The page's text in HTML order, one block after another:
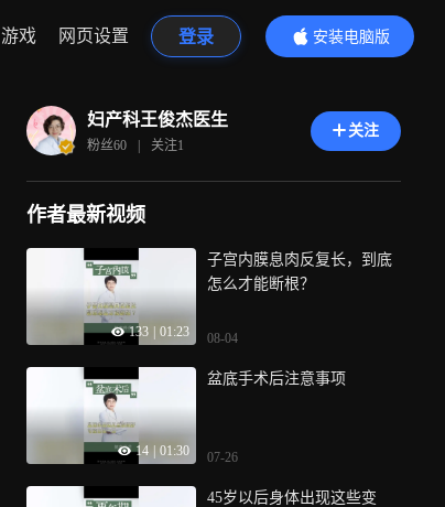
游戏 网页设置 登录
安装电脑版
内容更精彩
妇产科王俊杰医生
粉丝60 | 关注1
关注
作者最新视频
133 01:23
子宫内膜息肉反复长，到底
怎么才能断根？
08-04
14 01:30
盆底手术后注意事项
07-26
45岁以后身体出现这些变